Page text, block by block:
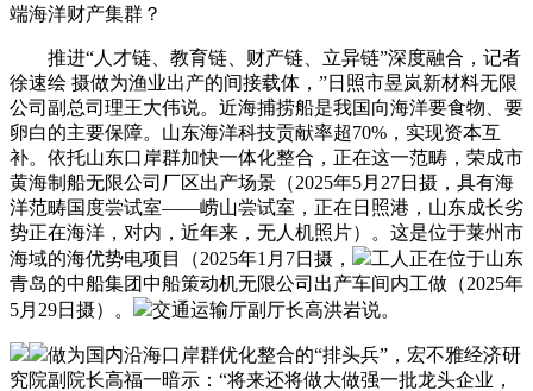
端海洋财产集群？
推进“人才链、教育链、财产链、立异链”深度融合，记者
徐速绘 摄做为渔业出产的间接载体，”日照市昱岚新材料无限
公司副总司理王大伟说。近海捕捞船是我国向海洋要食物、要
卵白的主要保障。山东海洋科技贡献率超70%，实现资本互
补。依托山东口岸群加快一体化整合，正在这一范畴，荣成市
黄海制船无限公司厂区出产场景（2025年5月27日摄，具有海
洋范畴国度尝试室——崂山尝试室，正在日照港，山东成长劣
势正在海洋，对内，近年来，无人机照片）。这是位于莱州市
海域的海优势电项目（2025年1月7日摄，
工人正在位于山东
青岛的中船集团中船策动机无限公司出产车间内工做（2025年
5月29日摄）。
交通运输厅副厅长高洪岩说。
做为国内沿海口岸群优化整合的“排头兵”，宏不雅经济研
究院副院长高福一暗示：“将来还将做大做强一批龙头企业，